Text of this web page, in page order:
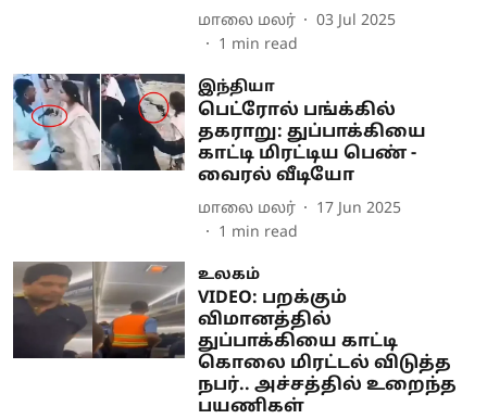
மாலை மலர்
03 Jul 2025
1 min read
இந்தியா
பெட்ரோல் பங்க்கில்
தகராறு: துப்பாக்கியை
காட்டி மிரட்டிய பெண் -
வைரல் வீடியோ
மாலை மலர்
17 Jun 2025
1 min read
உலகம்
VIDEO: பறக்கும்
விமானத்தில்
துப்பாக்கியை காட்டி
கொலை மிரட்டல் விடுத்த
நபர்.. அச்சத்தில் உறைந்த
பயணிகள்